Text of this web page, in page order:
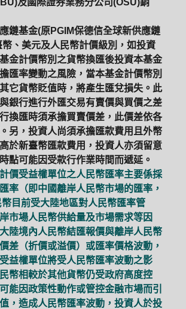
及國際證券業務分公司(OSU)銷
鏈基金(原PGIM保德信全球新供應鏈
、美元及人民幣計價級別，如投資
金計價幣別之貨幣換匯後投資本基金
匯率變動之風險，當本基金計價幣別
它貨幣貶值時，將產生匯兌損失。此
銀行進行外匯交易有賣價與買價之差
換匯時須承擔買賣價差，此價差依各
另，投資人尚須承擔匯款費用且外幣
於新臺幣匯款費用，投資人亦須留意
點可能因受款行作業時間而遞延。
價受益權單位之人民幣匯率主要係採
率（即中國離岸人民幣市場的匯率，
目前受大陸地區對人民幣匯率管
市場人民幣供給量及市場需求等因
陸境內人民幣結匯報價與離岸人民幣
差（折價或溢價）或匯率價格波動，
益權單位將受人民幣匯率波動之影
幣相較於其他貨幣仍受政府高度控
能因政策性動作或管控金融市場而引
，造成人民幣匯率波動，投資人於投